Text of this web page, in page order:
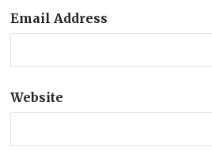
Email Address
Website